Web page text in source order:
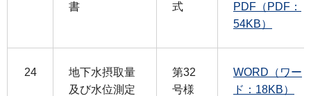
書
式
PDF（PDF：
54KB）
24
地下水摂取量
及び水位測定
第32
号様
WORD（ワー
ド：18KB）